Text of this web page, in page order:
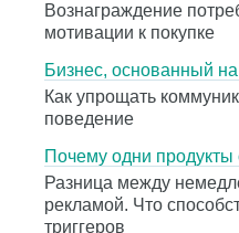
Вознаграждение
мотивации к покупке
Бизнес, основанный
Как упрощать
поведение
Почему одни
Разница между
рекламой. Что
триггеров